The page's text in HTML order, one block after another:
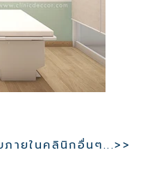
ายในคลินิกอื่นๆ...>>